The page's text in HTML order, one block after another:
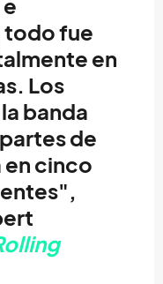
todo fue
en
Los
banda
de
en cinco